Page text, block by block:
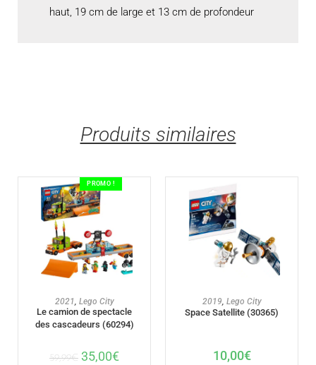
haut, 19 cm de large et 13 cm de profondeur
Produits similaires
PROMO !
AJOUTER AU PANIER
2021, Lego City
Le camion de spectacle
des cascadeurs (60294)
59,99€ 35,00€
AJOUTER AU PANIER
2019, Lego City
Space Satellite (30365)
10,00€